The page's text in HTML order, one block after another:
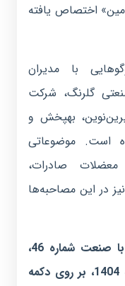
اختصاص یافته
با مدیران
گلرنگ، شرکت
بهپخش و
است. موضوعاتی
معضلات صادرات،
در این مصاحبه‌ها
برای خرید آنلاین ماهنامه همگام با صنعت شماره 46،
منتشر شده در تاریخ اردیبهشت ماه 1404، بر روی دکمه